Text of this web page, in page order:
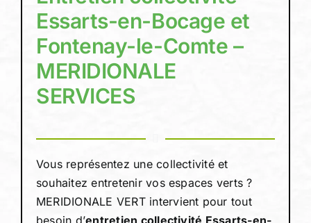
Essarts-en-Bocage et
Fontenay-le-Comte –
MERIDIONALE
SERVICES
Vous représentez une collectivité et
souhaitez entretenir vos espaces verts ?
MERIDIONALE VERT intervient pour tout